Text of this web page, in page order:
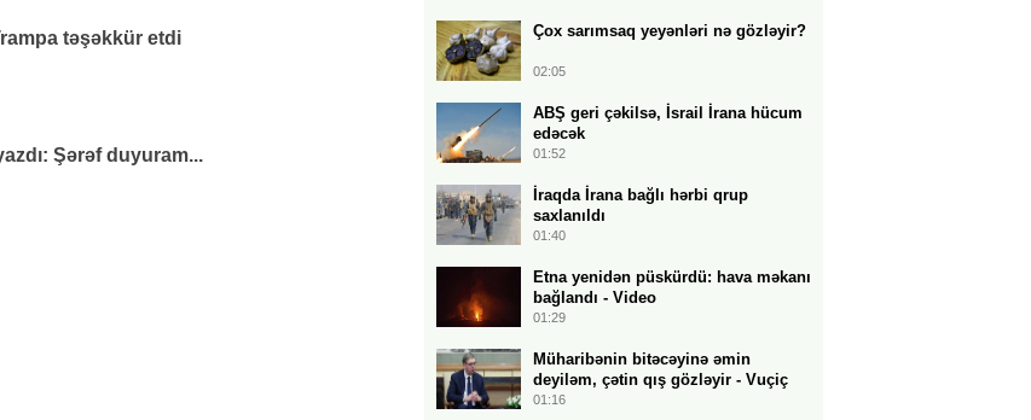
təşəkkür etdi
Şərəf duyuram...
Çox sarımsaq yeyənləri nə gözləyir?
02:05
ABŞ geri çəkilsə, İsrail İrana hücum
edəcək
01:52
İraqda İrana bağlı hərbi qrup
saxlanıldı
01:40
Etna yenidən püskürdü: hava məkanı
bağlandı - Video
01:29
Müharibənin bitəcəyinə əmin
deyiləm, çətin qış gözləyir - Vuçiç
01:16